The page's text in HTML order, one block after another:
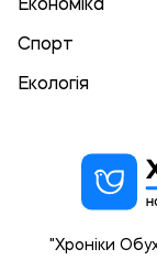
Економіка
Спорт
Екологія
"Хроніки